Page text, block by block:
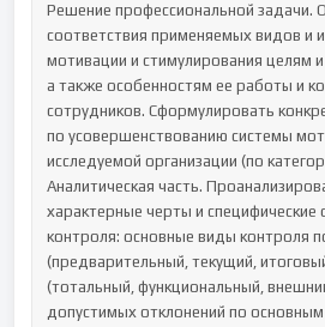
Решение профессиональной задачи.
соответствия применяемых видов и
мотивации и стимулирования целям
а также особенностям ее работы и
сотрудников. Сформулировать
по усовершенствованию системы
исследуемой организации (по
Аналитическая часть.
характерные черты и специфические
контроля: основные виды контроля
(предварительный, текущий,
(тотальный, функциональный,
допустимых отклонений по